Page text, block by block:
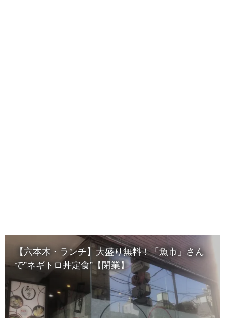
【六本木・ランチ】大盛り無料！「魚市」さん
で”ネギトロ丼定食”【閉業】